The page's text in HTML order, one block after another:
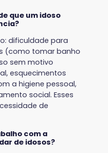
que um idoso
dificuldade para
(como tomar banho
sem motivo
esquecimentos
a higiene pessoal,
social. Esses
de
com a
de idosos?